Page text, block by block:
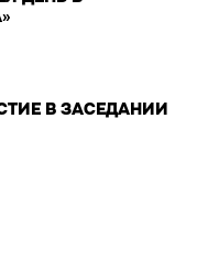
В ЗАСЕДАНИИ